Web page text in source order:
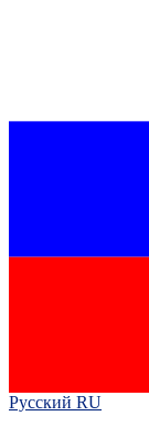
Русский RU‎